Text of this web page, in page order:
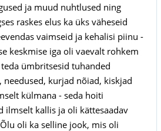
ja muud nuhtlused ning
raskes elus ka üks väheseid
vaimseid ja kehalisi piinu -
keskmise iga oli vaevalt rohkem
ümbritsesid tuhanded
needused, kurjad nõiad, kiskjad
külmana - seda hoiti
ilmselt kallis ja oli kättesaadav
oli ka selline jook, mis oli